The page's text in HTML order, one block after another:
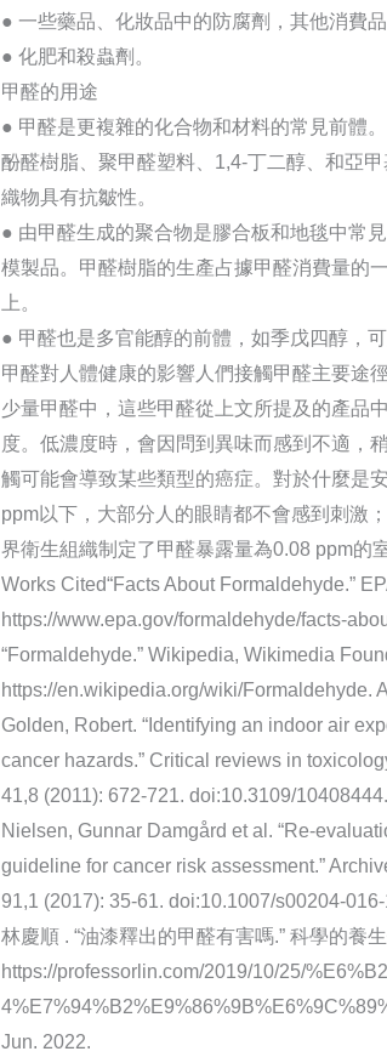
● 一些藥品、化妝品中的防腐劑，其他消費
● 化肥和殺蟲劑。
甲醛的用途
● 甲醛是更複雜的化合物和材料的常見前體
酚醛樹脂、聚甲醛塑料、1,4-丁二醇、和亞
織物具有抗皺性。
● 由甲醛生成的聚合物是膠合板和地毯中常
模製品。甲醛樹脂的生產占據甲醛消費量的
上。
● 甲醛也是多官能醇的前體，如季戊四醇，
甲醛對人體健康的影響人們接觸甲醛主要途
少量甲醛中，這些甲醛從上文所提及的產品
度。低濃度時，會因問到異味而感到不適，
觸可能會導致某些類型的癌症。對於什麼是
ppm以下，大部分人的眼睛都不會感到刺激
界衛生組織制定了甲醛暴露量為0.08 ppm的
Works Cited“Facts About Formaldehyde.”
https://www.epa.gov/formaldehyde/facts-
“Formaldehyde.” Wikipedia, Wikimedia
https://en.wikipedia.org/wiki/Formaldehyde.
Golden, Robert. “Identifying an indoor air
cancer hazards.” Critical reviews in
41,8 (2011): 672-721. doi:10.3109/
Nielsen, Gunnar Damgård et al. “Re-
guideline for cancer risk assessment.”
91,1 (2017): 35-61. doi:10.1007/s00204-
林慶順 . “油漆釋出的甲醛有害嗎.” 科學的養
https://professorlin.com/2019/10/25/
Jun. 2022.